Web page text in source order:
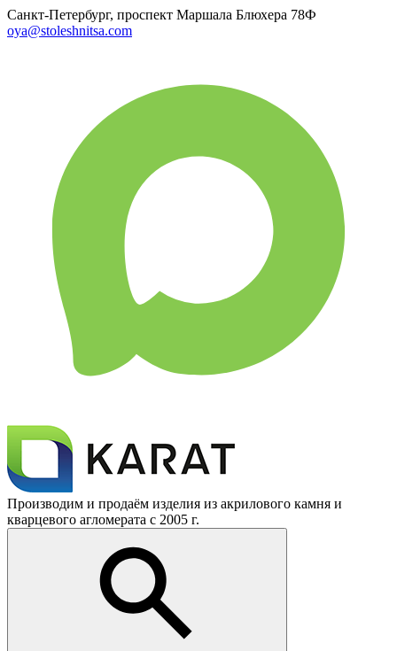
Санкт-Петербург, проспект Маршала Блюхера 78Ф
oya@stoleshnitsa.com
Производим и продаём изделия из акрилового камня и
кварцевого агломерата с 2005 г.